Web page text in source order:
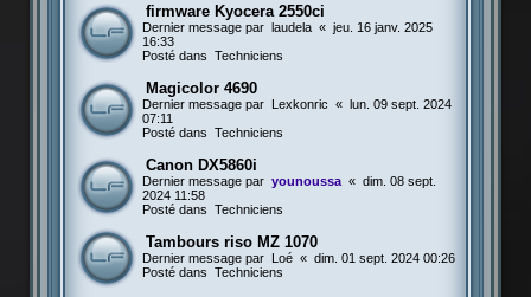
firmware Kyocera 2550ci
Dernier message par laudela « jeu. 16 janv. 2025
16:33
Posté dans Techniciens
Magicolor 4690
Dernier message par Lexkonric « lun. 09 sept. 2024
07:11
Posté dans Techniciens
Canon DX5860i
Dernier message par younoussa « dim. 08 sept.
2024 11:58
Posté dans Techniciens
Tambours riso MZ 1070
Dernier message par Loé « dim. 01 sept. 2024 00:26
Posté dans Techniciens